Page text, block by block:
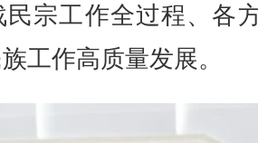
民宗工作全过程、各
工作高质量发展。